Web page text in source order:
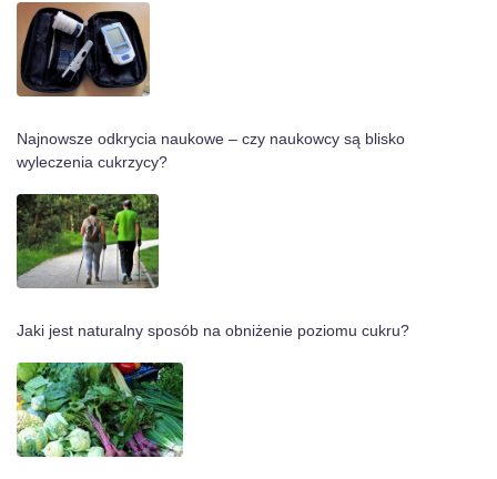
Najnowsze odkrycia naukowe – czy naukowcy są blisko
wyleczenia cukrzycy?
Jaki jest naturalny sposób na obniżenie poziomu cukru?